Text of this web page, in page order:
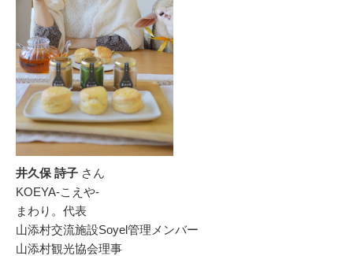
井久保 詩子 さん
KOEYA-こえや-
まわり。代表
山添村交流施設Soyel管理メンバー
山添村観光協会理事